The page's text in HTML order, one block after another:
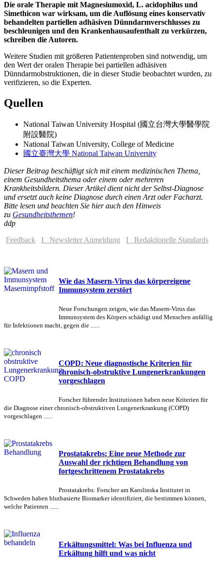
Die orale Therapie mit Magnesiumoxid, L. acidophilus und
Simethicon war wirksam, um die Auflösung eines konservativ
behandelten partiellen adhäsiven Dünndarmverschlusses zu
beschleunigen und den Krankenhausaufenthalt zu verkürzen,
schreiben die Autoren.
Weitere Studien mit größeren Patientenproben sind notwendig, um
den Wert der oralen Therapie bei partiellen adhäsiven
Dünndarmobstruktionen, die in dieser Studie beobachtet wurden, zu
verifizieren, so die Experten.
Quellen
National Taiwan University Hospital (國立台灣大學醫學院
附設醫院)
National Taiwan University, College of Medicine
國立臺灣大學 National Taiwan University
Dieser Beitrag beschäftigt sich mit einem medizinischen Thema,
einem Gesundheitsthema oder einem oder mehreren
Krankheitsbildern. Dieser Artikel dient nicht der Selbst-Diagnose
und ersetzt auch keine Diagnose durch einen Arzt oder Facharzt.
Bitte lesen und beachten Sie hier auch den Hinweis
zu Gesundheitsthemen!
ddp
Feedback
I Newsletter Anmeldung I Redaktionelle Standards
Wie das Masern-Virus das körpereigene
Immunsystem zerstört
Neue Forschungen zeigen, wie das Masern-Virus das
Immunsystem des Körpers schädigt und Menschen anfällig
für Infektionen macht, gegen die ......
COPD: Neue diagnostische Kriterien für
chronisch-obstruktive Lungenerkrankungen
vorgeschlagen
Forscher führender Institutionen haben neue Kriterien für
die Diagnose einer chronisch-obstruktiven Lungenerkrankung (COPD)
vorgeschlagen ......
Prostatakrebs: Eine neue Methode zur
Auswahl der richtigen Behandlung von
fortgeschrittenem Prostatakrebs
Prostatakrebs: Forscher am Karolinska Institutet in
Schweden haben blutbasierte Biomarker identifiziert, die bestimmen können,
welche Patienten ......
Erkältungsmittel: Was bei Influenza und
Erkältung hilft und was nicht